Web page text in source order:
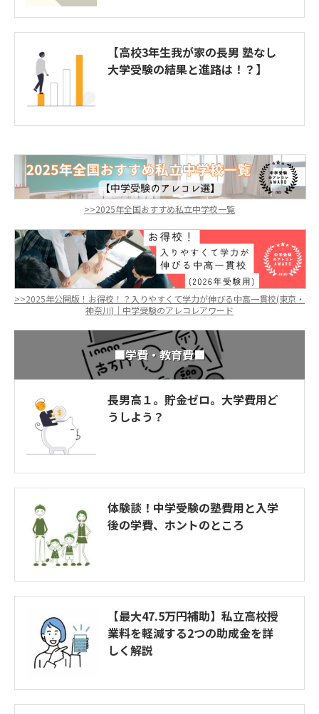
【高校3年生我が家の長男 塾なし
大学受験の結果と進路は！？】
>>2025年全国おすすめ私立中学校一覧
>>2025年公開版！お得校！？入りやすくて学力が伸びる中高一貫校(東京・
神奈川)｜中学受験のアレコレアワード
■学費・教育費■
長男高１。貯金ゼロ。大学費用ど
うしよう？
体験談！中学受験の塾費用と入学
後の学費、ホントのところ
【最大47.5万円補助】私立高校授
業料を軽減する2つの助成金を詳
しく解説